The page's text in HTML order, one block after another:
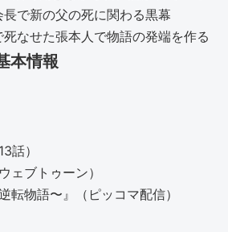
で新の父の死に関わる黒幕
なせた張本人で物語の発端を作る
本情報
話）
ェブトゥーン）
転物語〜』（ピッコマ配信）